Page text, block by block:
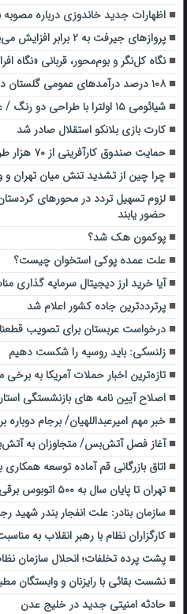
اظهارات جدید خاندوزی درباره
پروازهای جیرفت به ۲ برابر افزایش می‌یابد
نگاه کل‌نگر و بوم‌محور، قربانی «نگاه
۱۰۸ درصد درآمدهای عمومی گلستان در ۱۱ ماهه امسال محقق شد
شیائومی ۱۵ اولترا با طراحی دو رنگ / عکس
کارت بازی بلانکو استقلال صادر شد
حمایت صندوق کارآفرینی از ۷۰ هزار طرح با ایجاد ۲۰۰ هزار شغل
چرا چین از تشدید تنش میان تهران و
لزوم تسهیل تردد در محورهای
حضور یابند
پوکمون هک شد؟
علت عمده پوکی استخوان چیست؟
آیا خرید ارز دیجیتال سرمایه گذاری
پرترددترین جاده کشور اعلام شد
درخواست عربستان برای تصویب
زلنسکی: باید روسیه را شکست دهیم
تاز‌ه‌ترین اخبار حملات ‌آمریکا‌ به برخی مناطق
اصلاح آیین‌ نامه‌ های بازنشستگی
خبر مهم امیرعبداللهیان/ برجام دوباره
آغاز فصل آتش‌بس/ متجاوزان به
اتاق بازرگانی قم آماده توسعه همکاری
تهران تا پایان سال به ۵۰۰ اتوبوس برقی می‌رسد
سازمان بنادر: علت انفجار بندر
کارگزاران نظام با رهبر انقلاب به
پشت پرده تخلفات؛ انحلال سازمان
نشست بقائی با رایزنان و وابستگان
حادثه امنیتی جدید در خلیج عدن